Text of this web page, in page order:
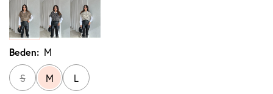
Beden: M
S M L